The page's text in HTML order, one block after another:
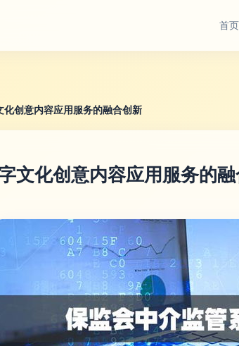
首页
创意内容应用服务的融合创新
文化创意内容应用服务的